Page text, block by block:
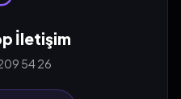
İletişim
54 26